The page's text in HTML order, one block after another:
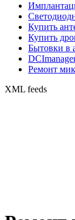
Купить
Купить
Бытовки в
Ремонт
XML feeds